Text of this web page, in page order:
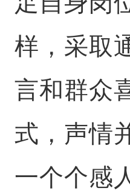
样，采取
言和群众
式，声情
一个个感